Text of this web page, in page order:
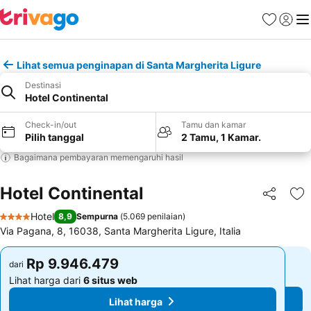
FavoritLogin
Lihat semua penginapan di Santa Margherita Ligure
Destinasi
Hotel Continental
Check-in/out
Pilih tanggal
Tamu dan kamar
2 Tamu, 1 Kamar.
Bagaimana pembayaran memengaruhi hasil
Hotel Continental Bagikan
4 Bintang
Hotel 8,9 Sempurna (5.069 penilaian)
Via Pagana, 8, 16038, Santa Margherita Ligure, Italia
dari Rp 9.946.479
Lihat harga dari 6 situs web
Lihat harga
dari Rp 9.946.479
Lihat harga dari 6 situs web
Lihat harga